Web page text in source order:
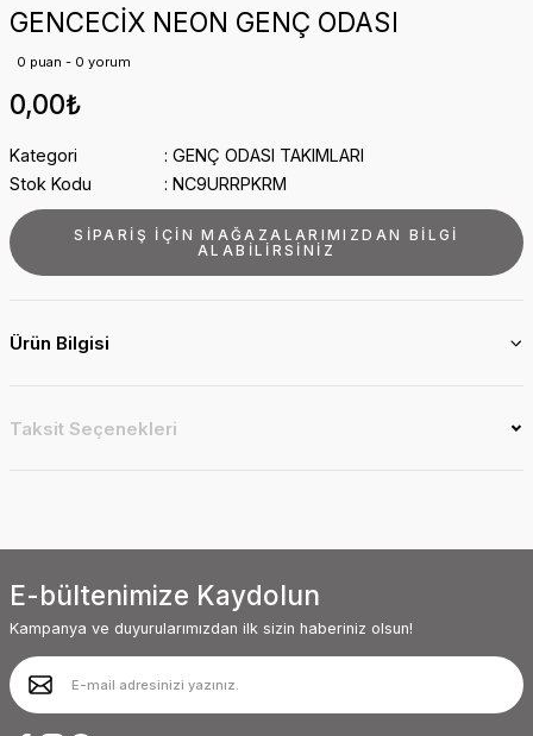
GENCECİX NEON GENÇ ODASI
0 puan - 0 yorum
0,00₺
Kategori
GENÇ ODASI TAKIMLARI
Stok Kodu
NC9URRPKRM
SİPARİŞ İÇİN MAĞAZALARIMIZDAN BİLGİ
ALABİLİRSİNİZ
Ürün Bilgisi
Taksit Seçenekleri
E-bültenimize Kaydolun
Kampanya ve duyurularımızdan ilk sizin haberiniz olsun!